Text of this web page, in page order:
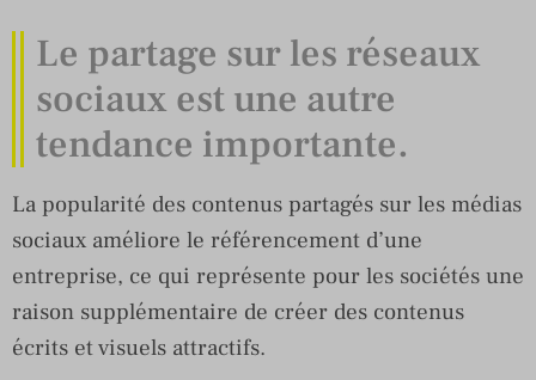
Le partage sur les réseaux
sociaux est une autre
tendance importante.
La popularité des contenus partagés sur les médias
sociaux améliore le référencement d’une
entreprise, ce qui représente pour les sociétés une
raison supplémentaire de créer des contenus
écrits et visuels attractifs.